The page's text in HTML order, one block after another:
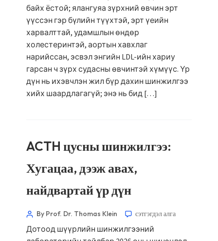
байх ёстой; ялангуяа зүрхний өвчин эрт
үүссэн гэр бүлийн түүхтэй, эрт үеийн
харвалттай, удамшлын өндөр
холестеринтэй, аортын хавхлаг
нарийссан, эсвэл энгийн LDL-ийн хариу
гарсан ч зүрх судасны өвчинтэй хүмүүс. Үр
дүн нь ихэвчлэн жил бүр дахин шинжилгээ
хийх шаардлагагүй; энэ нь бид […]
ACTH цусны шинжилгээ:
Хугацаа, дээж авах,
найдвартай үр дүн
By Prof. Dr. Thomas Klein сэтгэгдэл алга
Дотоод шүүрлийн шинжилгээний